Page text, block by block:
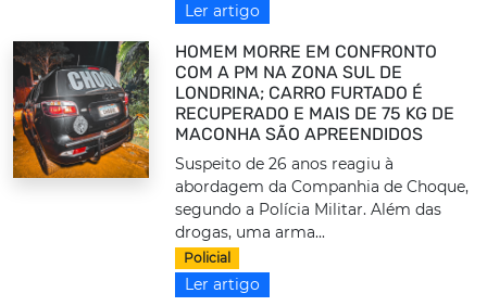
Ler artigo
HOMEM MORRE EM CONFRONTO
COM A PM NA ZONA SUL DE
LONDRINA; CARRO FURTADO É
RECUPERADO E MAIS DE 75 KG DE
MACONHA SÃO APREENDIDOS
Suspeito de 26 anos reagiu à
abordagem da Companhia de Choque,
segundo a Polícia Militar. Além das
drogas, uma arma...
Policial
Ler artigo